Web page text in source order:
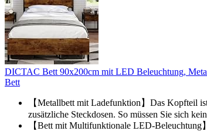
DICTAC Bett 90x200cm mit LED Beleuchtung,
Bett
【Metallbett mit Ladefunktion】Das Kopfteil
zusätzliche Steckdosen. So müssen Sie sich
【Bett mit Multifunktionale LED-Beleuchtung